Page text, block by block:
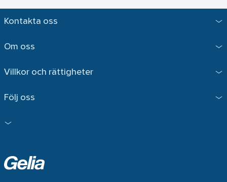
Kontakta oss
Om oss
Villkor och rättigheter
Följ oss